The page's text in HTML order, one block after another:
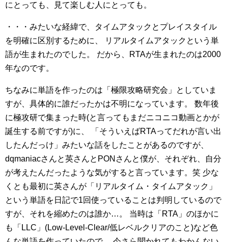
にとっても、見て楽しむ人にとっても。
・・・みたいな経緯で、タイムアタックとプレイスタイル
を明確に区別するために、
リアルタイムアタックという単
語が生まれたのでした。
だから、RTAが生まれたのは2000
年なのです。
ちなみに単語を作ったのは「極限攻略研究会」としていま
すが、具体的に誰だったかは不明になっています。
数年後
に極攻研で集まった時(と言ってもまだニコニコ動画とかが
誕生する前ですが)に、
「そういえばRTAってだれが言い出
したんだっけ」みたいな話をしたことがあるのですが、
dqmaniacさんと英さんとPONさんと僕が、それぞれ、自分
が考えたんだったような気がすると言っています。笑 少な
くとも最初に英さんが「リアルタイム・タイムアタック」
という単語を日記で1回使っていることは判明しているので
すが、それを縮めたのは誰か…。
当時は「RTA」のほかに
も「LLC」(Low-Level-Clear/低レベルクリアのこと)など色